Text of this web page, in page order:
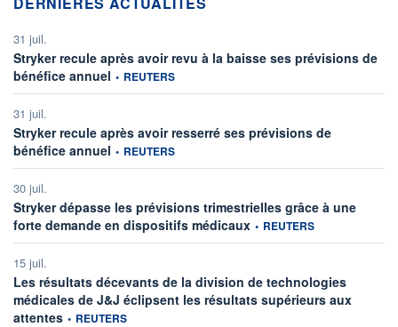
31 juil.
Stryker recule après avoir revu à la baisse ses prévisions de
bénéfice annuel information fournie par
• REUTERS
31 juil.
Stryker recule après avoir resserré ses prévisions de
bénéfice annuel information fournie par
• REUTERS
30 juil.
Stryker dépasse les prévisions trimestrielles grâce à une
forte demande en dispositifs médicauxinformation fournie par
• REUTERS
15 juil.
Les résultats décevants de la division de technologies
médicales de J&J éclipsent les résultats supérieurs aux
attentes information fournie par
• REUTERS